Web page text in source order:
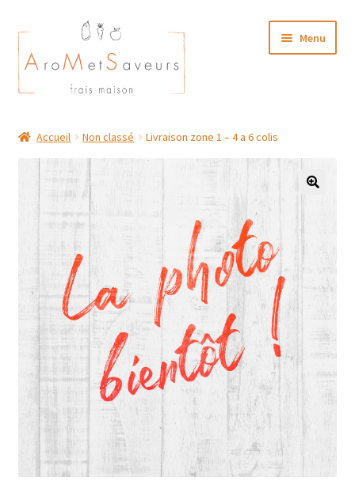
Aller
à
la
navigation
Aller
au
contenu
Menu
Plat du Jour/ Menu Week end
NOS BOUTIQUES
Accueil Non classé Livraison zone 1 – 4 a 6 colis